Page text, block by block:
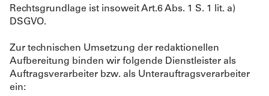
Rechtsgrundlage ist insoweit Art.6 Abs. 1 S. 1 lit. a)
DSGVO.
Zur technischen Umsetzung der redaktionellen
Aufbereitung binden wir folgende Dienstleister als
Auftragsverarbeiter bzw. als Unterauftragsverarbeiter
ein: